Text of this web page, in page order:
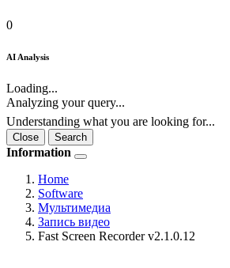
0
AI Analysis
Loading...
Analyzing your query...
Understanding what you are looking for...
Close Search
Information
Home
Software
Мультимедиа
Запись видео
Fast Screen Recorder v2.1.0.12